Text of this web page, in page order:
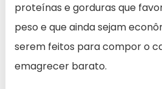
proteínas e gorduras que
peso e que ainda sejam
serem feitos para compor o
emagrecer barato.